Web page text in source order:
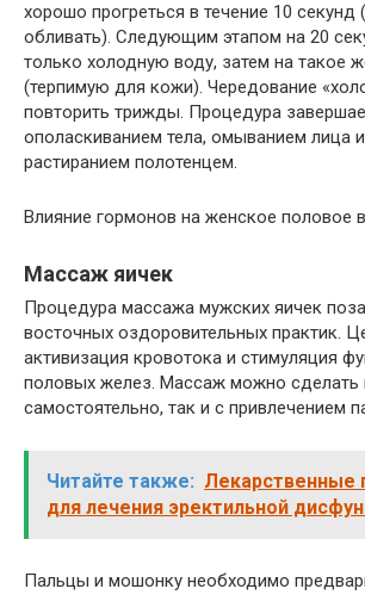
хорошо прогреться в течение 10 секунд
обливать). Следующим этапом на 20
только холодную воду, затем на такое
(терпимую для кожи). Чередование
повторить трижды. Процедура
ополаскиванием тела, омыванием лица
растиранием полотенцем.
Влияние гормонов на женское половое
Массаж яичек
Процедура массажа мужских яичек
восточных оздоровительных практик.
активизация кровотока и стимуляция
половых желез. Массаж можно сделать
самостоятельно, так и с привлечением
Читайте также: Лекарственные
для лечения эректильной
Пальцы и мошонку необходимо